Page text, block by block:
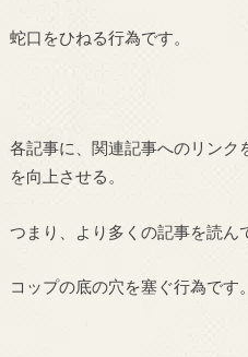
蛇口をひねる行為です。
各記事に、関連記事へのリンク
を向上させる。
つまり、より多くの記事を読ん
コップの底の穴を塞ぐ行為です。